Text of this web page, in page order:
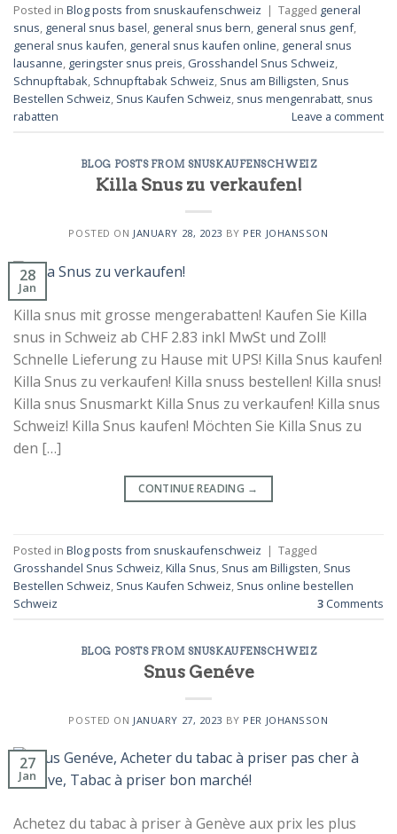
Posted in Blog posts from snuskaufenschweiz | Tagged general
snus, general snus basel, general snus bern, general snus genf,
general snus kaufen, general snus kaufen online, general snus
lausanne, geringster snus preis, Grosshandel Snus Schweiz,
Schnupftabak, Schnupftabak Schweiz, Snus am Billigsten, Snus
Bestellen Schweiz, Snus Kaufen Schweiz, snus mengenrabatt, snus
rabatten
Leave a comment
BLOG POSTS FROM SNUSKAUFENSCHWEIZ
Killa Snus zu verkaufen!
POSTED ON JANUARY 28, 2023 BY PER JOHANSSON
28
Jan
Killa snus mit grosse mengerabatten! Kaufen Sie Killa
snus in Schweiz ab CHF 2.83 inkl MwSt und Zoll!
Schnelle Lieferung zu Hause mit UPS! Killa Snus kaufen!
Killa Snus zu verkaufen! Killa snuss bestellen! Killa snus!
Killa snus Snusmarkt Killa Snus zu verkaufen! Killa snus
Schweiz! Killa Snus kaufen! Möchten Sie Killa Snus zu
den […]
CONTINUE READING →
Posted in Blog posts from snuskaufenschweiz | Tagged
Grosshandel Snus Schweiz,Killa Snus, Snus am Billigsten, Snus
Bestellen Schweiz, Snus Kaufen Schweiz, Snus online bestellen
Schweiz
3 Comments
BLOG POSTS FROM SNUSKAUFENSCHWEIZ
Snus Genéve
POSTED ON JANUARY 27, 2023 BY PER JOHANSSON
27
Jan
Achetez du tabac à priser à Genève aux prix les plus